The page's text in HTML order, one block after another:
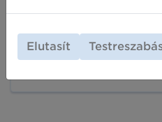
A termékek
vagyis a fogyasztók
tájékoztatása, számos
okozni a márkáknak és
Szerencsére létezik
amivel ezek a helyzetek
Elutasít